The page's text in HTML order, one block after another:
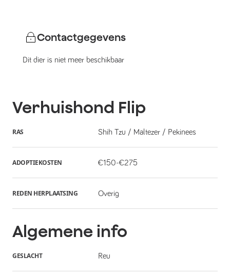
Contactgegevens
Dit dier is niet meer beschikbaar
Verhuishond Flip
RAS Shih Tzu / Maltezer / Pekinees
ADOPTIEKOSTEN €150-€275
REDEN HERPLAATSING Overig
Algemene info
GESLACHT Reu